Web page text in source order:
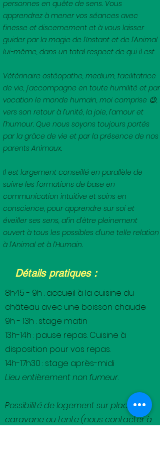
personnes en quête de sens. Vous
apprendrez à mener vos séances avec
finesse et discernement et à vous laisser
guider par la magie de l’Instant et de l’Animal
lui-même, dans un total respect de qui il est.
Vétérinaire ostéopathe, medium, facilitatrice
de vie, j’accompagne en toute humilité et par
vocation le monde humain, moi comprise 😉,
vers son retour à l’unité, la joie, l’amour et
l’humour. Que nous soyons toujours portés
par la grâce de vie et par la présence de nos
parents Animaux.
Il est largement conseillé en parallèle de
suivre les formations de base en
communication intuitive et soins en
conscience, pour apprendre sur soi et
éveiller ses sens, afin d’être pleinement
ouvert à tous les possibles d’une telle relation
à l’Animal et à l’Humain.
Détails pratiques :
8h45 - 9h : accueil à la cuisine du
château avec une boisson chaude
9h - 13h : stage matin
13h-14h : pause repas. Cuisine à
disposition pour vos repas.
14h-17h30 : stage après-midi
Lieu entièrement non fumeur.
Possibilité de logement sur place en
caravane ou tente (nous contacter à